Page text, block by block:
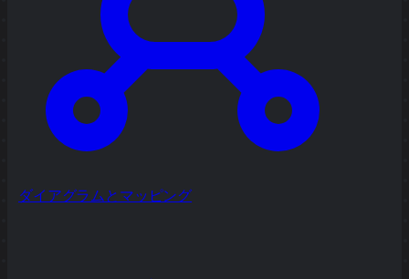
ダイアグラムとマッピング